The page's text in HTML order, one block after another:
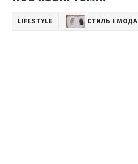
LIFESTYLE СТИЛЬ І МОДА